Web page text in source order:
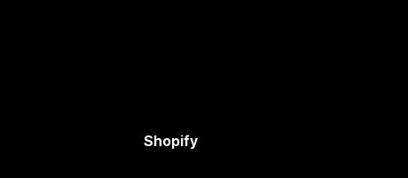
Shopify